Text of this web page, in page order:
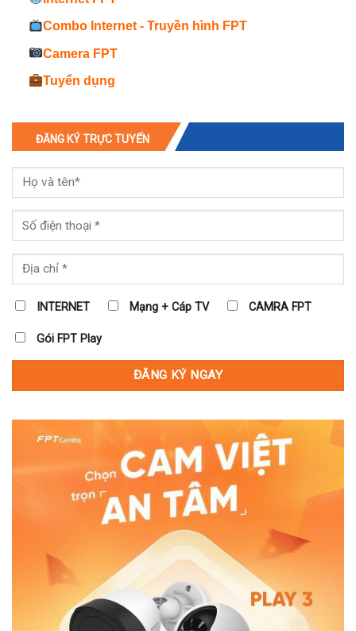
Combo Internet - Truyền hình FPT
Camera FPT
Tuyển dụng
ĐĂNG KÝ TRỰC TUYẾN
INTERNET Mạng + Cáp TV CAMRA FPT
Gói FPT Play